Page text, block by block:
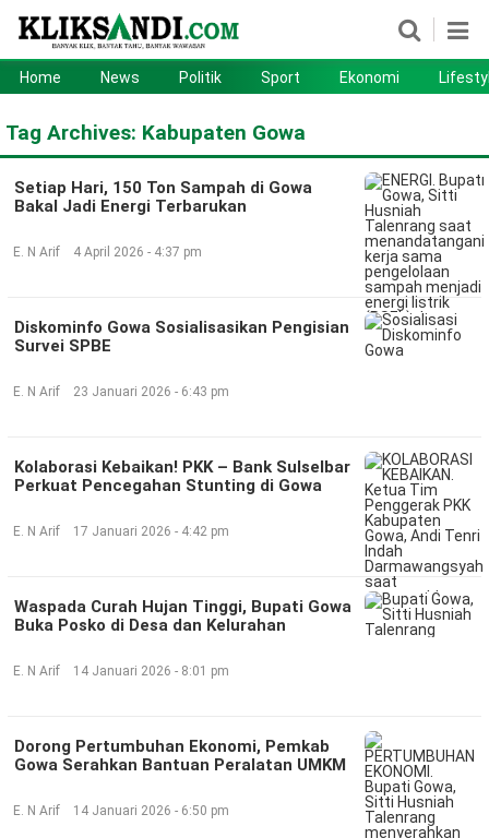
Politik Sport
Ekonomi Lifestyle
Otomotif Teknologi
©
-
All
Home News Politik Sport Ekonomi
Tag Archives: Kabupaten Gowa
Setiap Hari, 150 Ton Sampah di Gowa
Bakal Jadi Energi Terbarukan
E. N Arif 4 April 2026 - 4:37 pm
Diskominfo Gowa Sosialisasikan Pengisian
Survei SPBE
E. N Arif 23 Januari 2026 - 6:43 pm
Kolaborasi Kebaikan! PKK – Bank Sulselbar
Perkuat Pencegahan Stunting di Gowa
E. N Arif 17 Januari 2026 - 4:42 pm
Waspada Curah Hujan Tinggi, Bupati Gowa
Buka Posko di Desa dan Kelurahan
E. N Arif 14 Januari 2026 - 8:01 pm
Dorong Pertumbuhan Ekonomi, Pemkab
Gowa Serahkan Bantuan Peralatan UMKM
E. N Arif 14 Januari 2026 - 6:50 pm